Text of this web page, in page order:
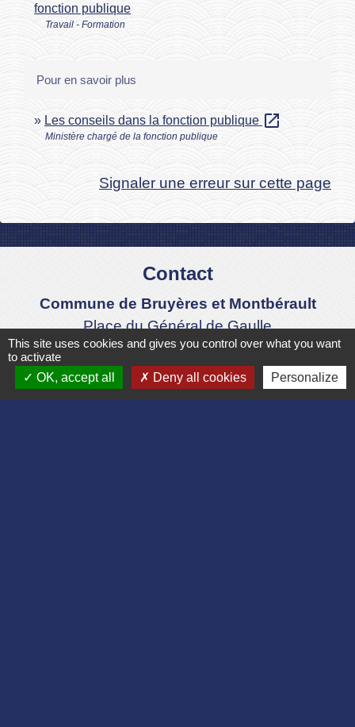
fonction publique
Travail - Formation
Pour en savoir plus
Les conseils dans la fonction publique open_in_new
Ministère chargé de la fonction publique
Signaler une erreur sur cette page
Contact
Commune de Bruyères et Montbérault
Place du Général de Gaulle
02860 Bruyères-et-Montbérault - FRANCE
+33 3 23 24 74 77
Formulaire de contact
This site uses cookies and gives you control over what you want
to activate
OK, accept all
Deny all cookies Personalize